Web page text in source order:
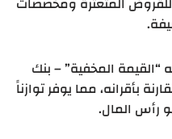
المخفية” – بنك
بأقرانه، مما يوفر توازناً
رأس المال.